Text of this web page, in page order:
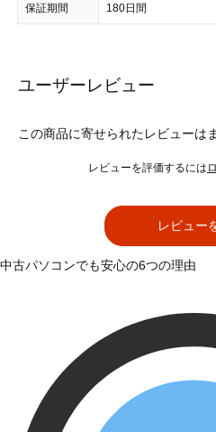
保証期間 180日間
ユーザーレビュー
この商品に寄せられたレビューは
レビューを評価するには
レビュー
中古パソコンでも安心の6つの理由